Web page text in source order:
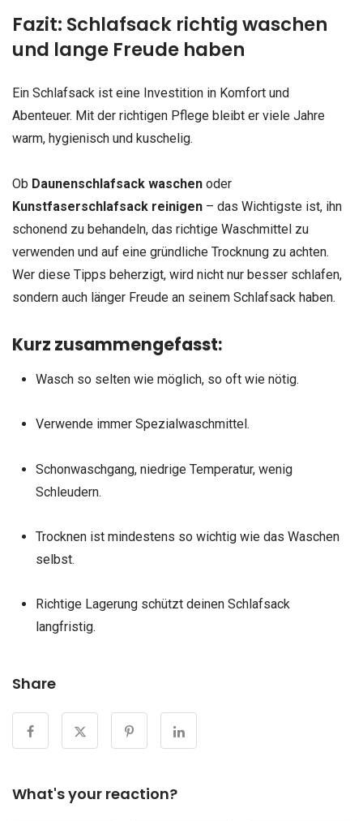
Fazit: Schlafsack richtig waschen
und lange Freude haben
Ein Schlafsack ist eine Investition in Komfort und
Abenteuer. Mit der richtigen Pflege bleibt er viele Jahre
warm, hygienisch und kuschelig.
Ob Daunenschlafsack waschen oder
Kunstfaserschlafsack reinigen – das Wichtigste ist, ihn
schonend zu behandeln, das richtige Waschmittel zu
verwenden und auf eine gründliche Trocknung zu achten.
Wer diese Tipps beherzigt, wird nicht nur besser schlafen,
sondern auch länger Freude an seinem Schlafsack haben.
Kurz zusammengefasst:
Wasch so selten wie möglich, so oft wie nötig.
Verwende immer Spezialwaschmittel.
Schonwaschgang, niedrige Temperatur, wenig
Schleudern.
Trocknen ist mindestens so wichtig wie das Waschen
selbst.
Richtige Lagerung schützt deinen Schlafsack
langfristig.
Share
What's your reaction?